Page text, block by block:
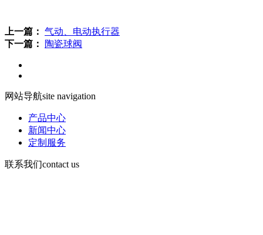
上一篇： 气动、电动执行器
下一篇：
陶瓷球阀
网站导航site navigation
产品中心
新闻中心
定制服务
联系我们contact us